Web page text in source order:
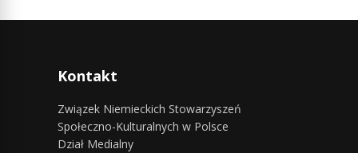
Kontakt
Związek Niemieckich Stowarzyszeń
Społeczno-Kulturalnych w Polsce
Dział Medialny